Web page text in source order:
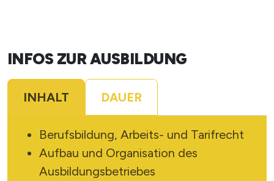
SUCHE STARTEN
INFOS ZUR AUSBILDUNG
INHALT DAUER
Berufsbildung, Arbeits- und Tarifrecht
Aufbau und Organisation des
Ausbildungsbetriebes